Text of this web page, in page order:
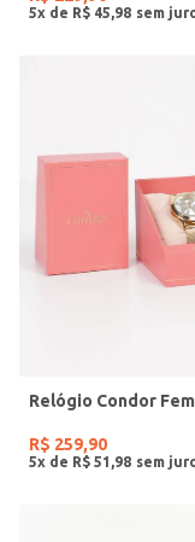
5x de R$ 45 98
R$ 259,90
5x de R$ 51 98